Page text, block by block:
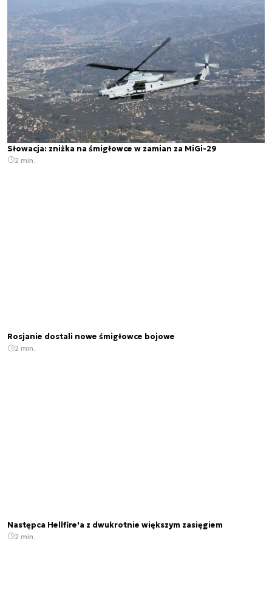
Słowacja: zniżka na śmigłowce w zamian za MiGi-29
2 min.
Rosjanie dostali nowe śmigłowce bojowe
2 min.
Następca Hellfire'a z dwukrotnie większym zasięgiem
2 min.